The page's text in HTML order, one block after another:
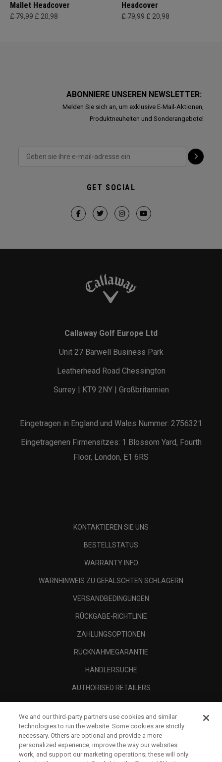
Mallet Headcover
£ 79,99 £ 20,98
Headcover
£ 79,99 £ 20,98
ABONNIERE UNSEREN NEWSLETTER:
Melden Sie sich an, um exklusive E-Mail-Aktionen,
Produktneuheiten und Sonderangebote!
GET SOCIAL
Callaway Golf Europe Ltd
Unit 27 Barwell Business Park
Leatherhead Road Chessington
Surrey | KT9 2NY | Großbritannien
Eingetragen in England und Wales Nummer: 2756321
Eingetragenen Firmensitzes: 1 Blossom Yard, Fourth
Floor, London, E1 6RS
KONTAKTIEREN SIE UNS
BESTELLSTATUS
WARRANTY INFO
WARNHINWEIS ZU GEFÄLSCHTEN SCHLÄGERN
VERSANDBEDINGUNGEN
RÜCKGABE-RICHTLINIE
ZAHLUNGSOPTIONEN
RÜCKNAHMEGARANTIE
HÄNDLERSUCHE
AUTHORISED RETAILERS
UNTERNEHMENSPROFIL
RECHTLICHES-
We and our third-party partners use cookies and similar
technologies to run the website. Some cookies are strictly
necessary. Others are optional and provide a more
personalized experience, improve the way our websites
work, and support our marketing operations; these will only